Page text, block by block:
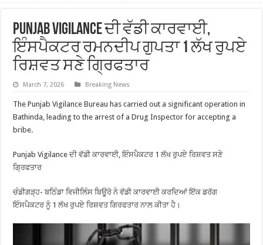
Punjab Vigilance ਦੀ ਵੱਡੀ ਕਾਰਵਾਈ,
ਇੰਸਪੈਕਟਰ ਰਮਨਦੀਪ ਗੁਪਤਾ 1 ਲੱਖ ਰੁਪਏ
ਰਿਸ਼ਵਤ ਸਣੇ ਗ੍ਰਿਫਤਾਰ
March 7, 2026 Breaking News
The Punjab Vigilance Bureau has carried out a significant operation in
Bathinda, leading to the arrest of a Drug Inspector for accepting a
bribe.
Punjab Vigilance ਦੀ ਵੱਡੀ ਕਾਰਵਾਈ, ਇੰਸਪੈਕਟਰ 1 ਲੱਖ ਰੁਪਏ ਰਿਸ਼ਵਤ ਸਣੇ
ਗ੍ਰਿਫਤਾਰ
ਚੰਡੀਗੜ੍ਹ- ਬਠਿੰਡਾ ਵਿਜੀਲਿੰਸ ਬਿਊਰੋ ਨੇ ਵੱਡੀ ਕਾਰਵਾਈ ਕਰਦਿਆਂ ਇੱਕ ਡਰੱਗ
ਇੰਸਪੈਕਟਰ ਨੂੰ 1 ਲੱਖ ਰੁਪਏ ਰਿਸ਼ਵਤ ਗਿਰਫਤਾਰ ਨਾਲ ਕੀਤਾ ਹੈ।